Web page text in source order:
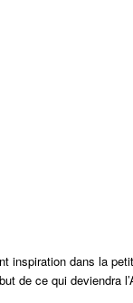
inspiration dans la
de ce qui deviendra l’